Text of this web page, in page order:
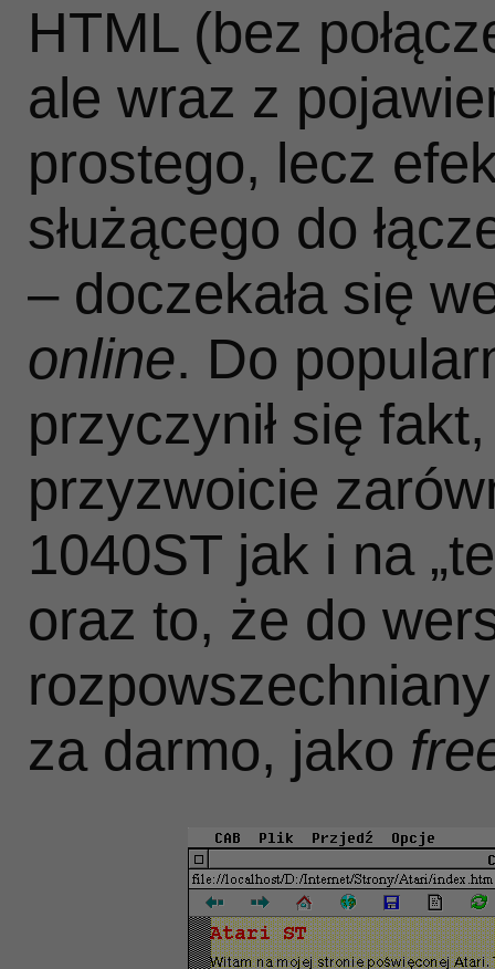
Interesujące informacje
Kontakt ze mną
HTML (bez
ale wraz z
prostego, lecz
służącego do
– doczekała się
online. Do
przyczynił się fakt,
przyzwoicie
1040ST jak i na
oraz to, że do
rozpowszechniany
za darmo, jako